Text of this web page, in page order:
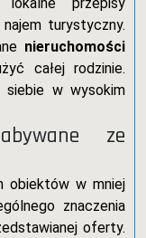
turystyczny.
nieruchomości
całej rodzinie.
w wysokim
ze
obiektów w mniej
znaczenia
oferty.